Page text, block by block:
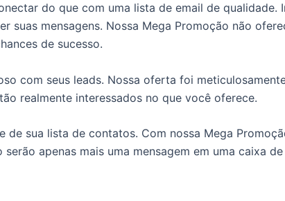
do que com uma lista de email de qualidade.
mensagens. Nossa Mega Promoção não
de sucesso.
com seus leads. Nossa oferta foi
realmente interessados no que você oferece.
sua lista de contatos. Com nossa Mega
apenas mais uma mensagem em uma caixa